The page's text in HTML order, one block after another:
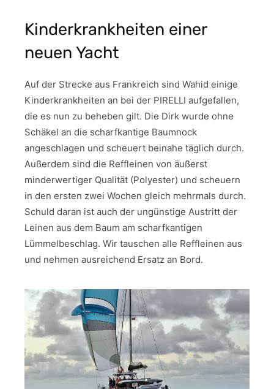
Kinderkrankheiten einer
neuen Yacht
Auf der Strecke aus Frankreich sind Wahid einige
Kinderkrankheiten an bei der PIRELLI aufgefallen,
die es nun zu beheben gilt. Die Dirk wurde ohne
Schäkel an die scharfkantige Baumnock
angeschlagen und scheuert beinahe täglich durch.
Außerdem sind die Reffleinen von äußerst
minderwertiger Qualität (Polyester) und scheuern
in den ersten zwei Wochen gleich mehrmals durch.
Schuld daran ist auch der ungünstige Austritt der
Leinen aus dem Baum am scharfkantigen
Lümmelbeschlag. Wir tauschen alle Reffleinen aus
und nehmen ausreichend Ersatz an Bord.